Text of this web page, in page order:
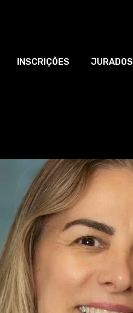
INSCRIÇÕES JURADOS